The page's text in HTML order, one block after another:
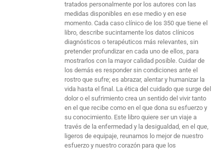
tratados personalmente por los autores con las
medidas disponibles en ese medio y en ese
momento. Cada caso clínico de los 350 que tiene el
libro, describe sucintamente los datos clínicos
diagnósticos o terapéuticos más relevantes, sin
pretender profundizar en cada uno de ellos, para
mostrarlos con la mayor calidad posible. Cuidar de
los demás es responder sin condiciones ante el
rostro que sufre; es abrazar, alentar y humanizar la
vida hasta el final. La ética del cuidado que surge del
dolor o el sufrimiento crea un sentido del vivir tanto
en el que recibe como en el que dona su esfuerzo y
su conocimiento. Este libro quiere ser un viaje a
través de la enfermedad y la desigualdad, en el que,
ligeros de equipaje, reunamos lo mejor de nuestro
esfuerzo y nuestro corazón para que los